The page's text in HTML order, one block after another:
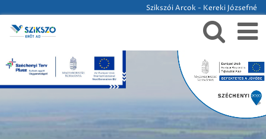
Szikszói Arcok - Kereki Józsefné